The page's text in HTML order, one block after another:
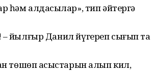
һәм алдаҡсылар», тип әйтергә
– йылғыр Данил йүгереп сығып та
төшөп асҡыстарын алып кил,